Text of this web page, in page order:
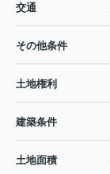
交通
その他条件
土地権利
建築条件
土地面積